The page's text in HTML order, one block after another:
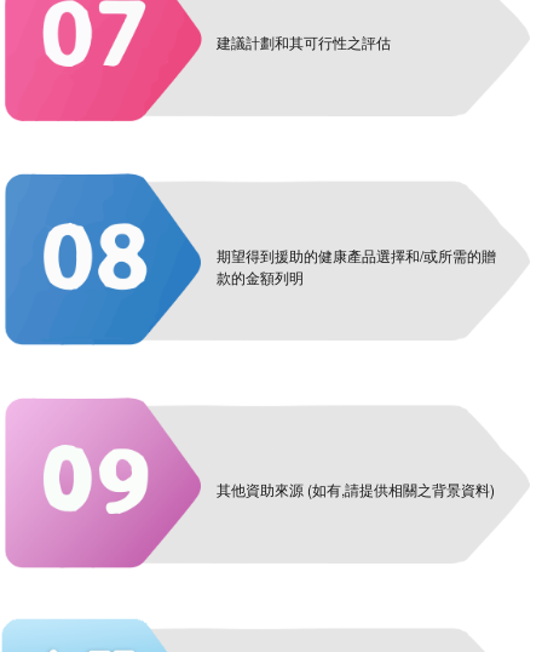
建議計劃和其可行性之評估
期望得到援助的健康產品選擇和/或所需的贈
款的金額列明
其他資助來源 (如有,請提供相關之背景資料)